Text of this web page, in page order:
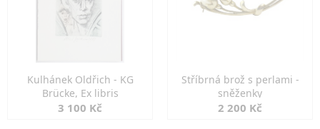
Kulhánek Oldřich - KG
Brücke, Ex libris
3 100 Kč
Stříbrná brož s perlami -
sněženky
2 200 Kč